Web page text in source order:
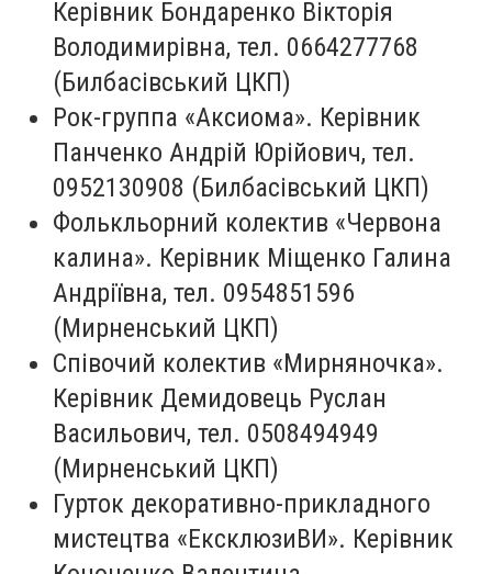
Керівник Бондаренко Вікторія
Володимирівна, тел. 0664277768
(Билбасівський ЦКП)
Рок-группа «Аксиома». Керівник
Панченко Андрій Юрійович, тел.
0952130908 (Билбасівський ЦКП)
Фолькльорний колектив «Червона
калина». Керівник Міщенко Галина
Андріївна, тел. 0954851596
(Мирненський ЦКП)
Співочий колектив «Мирняночка».
Керівник Демидовець Руслан
Васильович, тел. 0508494949
(Мирненський ЦКП)
Гурток декоративно-прикладного
мистецтва «ЕксклюзиВИ». Керівник